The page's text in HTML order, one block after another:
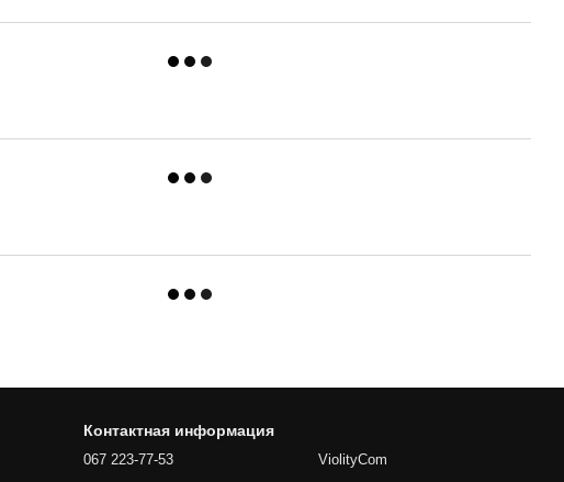
Контактная информация
067 223-77-53
ViolityCom